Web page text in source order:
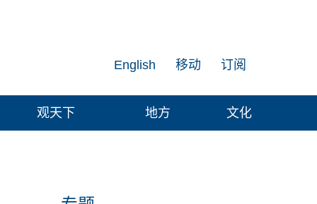
订阅
移动
English
观天下 地方 文化